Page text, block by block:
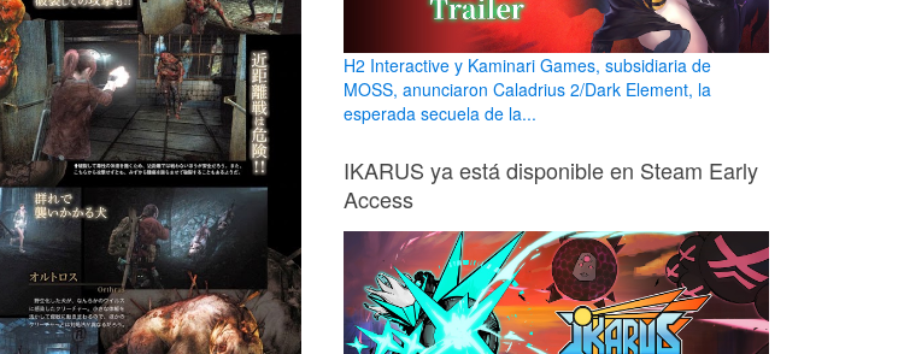
H2 Interactive y Kaminari Games, subsidiaria de
MOSS, anunciaron Caladrius 2/Dark Element, la
esperada secuela de la...
IKARUS ya está disponible en Steam Early
Access